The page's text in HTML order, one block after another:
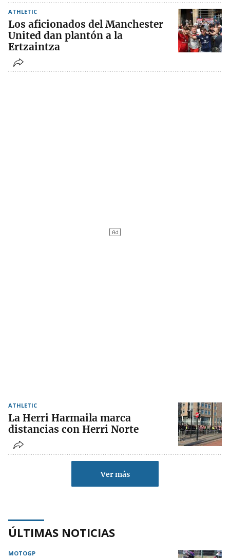
ATHLETIC
Los aficionados del Manchester
United dan plantón a la
Ertzaintza
ATHLETIC
La Herri Harmaila marca
distancias con Herri Norte
Ver más
ÚLTIMAS NOTICIAS
MOTOGP